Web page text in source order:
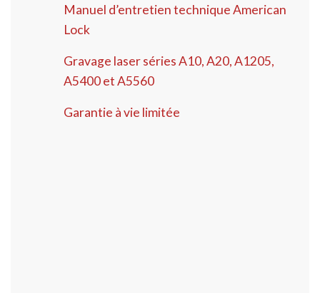
Manuel d’entretien technique American
Lock
Gravage laser séries A10, A20, A1205,
A5400 et A5560
Garantie à vie limitée